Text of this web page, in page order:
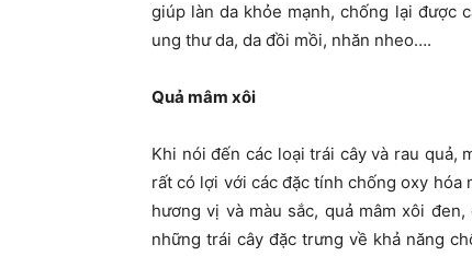
giúp làn da khỏe mạnh, chống lại được
ung thư da, da đồi mồi, nhăn nheo….
Quả mâm xôi
Khi nói đến các loại trái cây và rau quả,
rất có lợi với các đặc tính chống oxy hóa
hương vị và màu sắc, quả mâm xôi
những trái cây đặc trưng về khả năng